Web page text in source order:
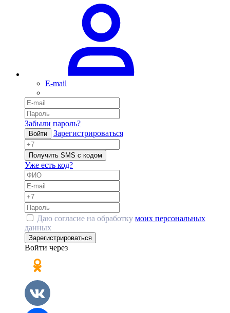
E-mail
Забыли пароль?
Войти Зарегистрироваться
Получить SMS с кодом
Уже есть код?
Даю согласие на обработку моих персональных
данных
Зарегистрироваться
Войти через